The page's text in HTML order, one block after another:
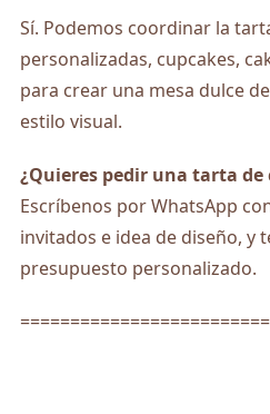
Sí. Podemos coordinar la
personalizadas, cupcakes,
para crear una mesa dulce
estilo visual.
¿Quieres pedir una tarta
Escríbenos por WhatsApp
invitados e idea de diseño, y
presupuesto personalizado.